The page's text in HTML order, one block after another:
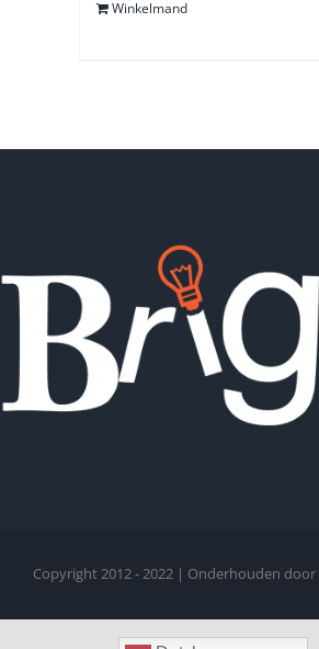
Winkelmand
Copyright 2012 - 2022 | Onderhouden door